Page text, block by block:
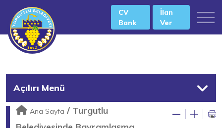
CV
Bank
İlan
Ver
Açılırı Menü
Ana Sayfa / Turgutlu